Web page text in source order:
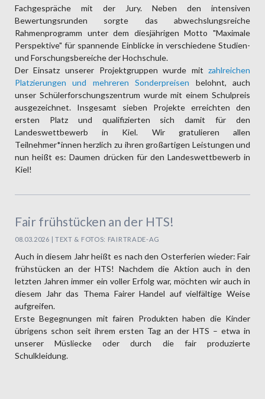
Fachgespräche mit der Jury. Neben den intensiven
Bewertungsrunden sorgte das abwechslungsreiche
Rahmenprogramm unter dem diesjährigen Motto "Maximale
Perspektive" für spannende Einblicke in verschiedene Studien-
und Forschungsbereiche der Hochschule.
Der Einsatz unserer Projektgruppen wurde mitzahlreichen
Platzierungen und mehreren Sonderpreisen belohnt, auch
unser Schülerforschungszentrum wurde mit einem Schulpreis
ausgezeichnet. Insgesamt sieben Projekte erreichten den
ersten Platz und qualifizierten sich damit für den
Landeswettbewerb in Kiel. Wir gratulieren allen
Teilnehmer*innen herzlich zu ihren großartigen Leistungen und
nun heißt es: Daumen drücken für den Landeswettbewerb in
Kiel!
Fair frühstücken an der HTS!
08.03.2026 | TEXT & FOTOS: FAIRTRADE-AG
Auch in diesem Jahr heißt es nach den Osterferien wieder: Fair
frühstücken an der HTS! Nachdem die Aktion auch in den
letzten Jahren immer ein voller Erfolg war, möchten wir auch in
diesem Jahr das Thema Fairer Handel auf vielfältige Weise
aufgreifen.
Erste Begegnungen mit fairen Produkten haben die Kinder
übrigens schon seit ihrem ersten Tag an der HTS – etwa in
unserer Müsliecke oder durch die fair produzierte
Schulkleidung.